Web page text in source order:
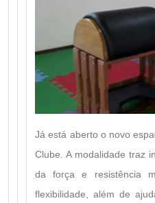
Já está aberto o novo
Clube. A modalidade traz
da força e resistência
flexibilidade, além de